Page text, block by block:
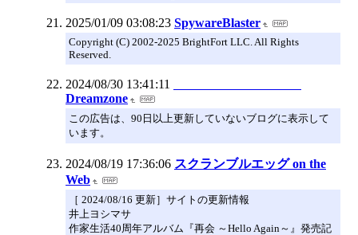
2025/01/09 03:08:23 SpywareBlaster
Copyright (C) 2002-2025 BrightFort LLC. All Rights
Reserved.
2024/08/30 13:41:11
Dreamzone
この広告は、90日以上更新していないブログに表示して
います。
2024/08/19 17:36:06 スクランブルエッグ on the
Web
［ 2024/08/16 更新］サイトの更新情報
井上ヨシマサ
作家生活40周年アルバム『再会 ～Hello Again～』発売記